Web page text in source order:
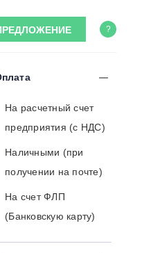
?
На расчетный счет
предприятия (с НДС)
Наличными (при
получении на почте)
На счет ФЛП
(Банковскую карту)